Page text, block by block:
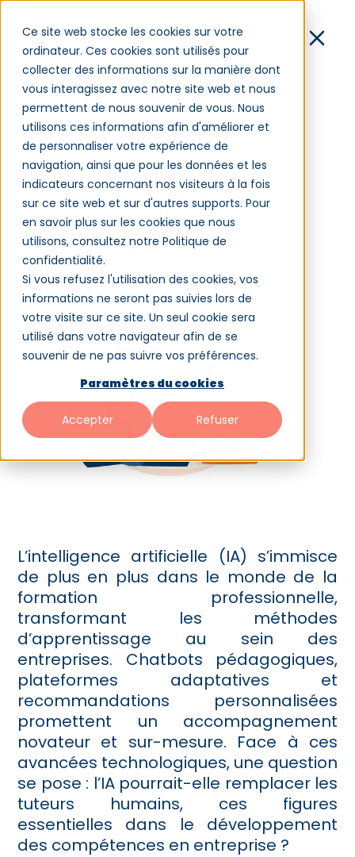
Ce site web stocke les cookies sur votre
ordinateur. Ces cookies sont utilisés pour
collecter des informations sur la manière dont
vous interagissez avec notre site web et nous
permettent de nous souvenir de vous. Nous
utilisons ces informations afin d'améliorer et
de personnaliser votre expérience de
navigation, ainsi que pour les données et les
indicateurs concernant nos visiteurs à la fois
sur ce site web et sur d'autres supports. Pour
en savoir plus sur les cookies que nous
utilisons, consultez notre Politique de
confidentialité.
Si vous refusez l'utilisation des cookies, vos
informations ne seront pas suivies lors de
votre visite sur ce site. Un seul cookie sera
utilisé dans votre navigateur afin de se
souvenir de ne pas suivre vos préférences.
Paramètres du cookies
Accepter Refuser
Contact
Connexion
Logiciel
Clients
Blog
Qui sommes-nous ?
Partenaires
Tarifs
L’IA va-t-elle vraiment
remplacer les tuteurs en
entreprise ?
Gestion de la formation - 16/01/2025
L’intelligence artificielle (IA) s’immisce
de plus en plus dans le monde de la
formation professionnelle,
transformant les méthodes
d’apprentissage au sein des
entreprises. Chatbots pédagogiques,
plateformes adaptatives et
recommandations personnalisées
promettent un accompagnement
novateur et sur-mesure. Face à ces
avancées technologiques, une question
se pose : l’IA pourrait-elle remplacer les
tuteurs humains, ces figures
essentielles dans le développement
des compétences en entreprise ?